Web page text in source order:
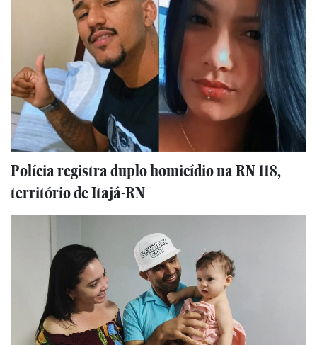
Polícia registra duplo homicídio na RN 118,
território de Itajá-RN